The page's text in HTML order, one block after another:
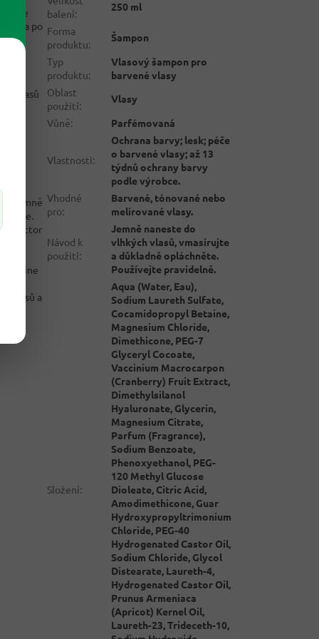
je
a po
vlasů
jemně
Shine
vlasů a
balení:
250 ml
Forma
produktu:
Šampon
Typ
produktu:
Vlasový šampon pro
barvené vlasy
Oblast
použití:
Vlasy
Vůně: Parfémovaná
Vlastnosti:
Ochrana barvy; lesk; péče
o barvené vlasy; až 13
týdnů ochrany barvy
podle výrobce.
Vhodné
pro:
Barvené, tónované nebo
melírované vlasy.
Návod k
použití:
Jemně naneste do
vlhkých vlasů, vmasírujte
a důkladně opláchněte.
Používejte pravidelně.
Složení:
Aqua (Water, Eau),
Sodium Laureth Sulfate,
Cocamidopropyl Betaine,
Magnesium Chloride,
Dimethicone, PEG-7
Glyceryl Cocoate,
Vaccinium Macrocarpon
(Cranberry) Fruit Extract,
Dimethylsilanol
Hyaluronate, Glycerin,
Magnesium Citrate,
Parfum (Fragrance),
Sodium Benzoate,
Phenoxyethanol, PEG-
120 Methyl Glucose
Dioleate, Citric Acid,
Amodimethicone, Guar
Hydroxypropyltrimonium
Chloride, PEG-40
Hydrogenated Castor Oil,
Sodium Chloride, Glycol
Distearate, Laureth-4,
Hydrogenated Castor Oil,
Prunus Armeniaca
(Apricot) Kernel Oil,
Laureth-23, Trideceth-10,